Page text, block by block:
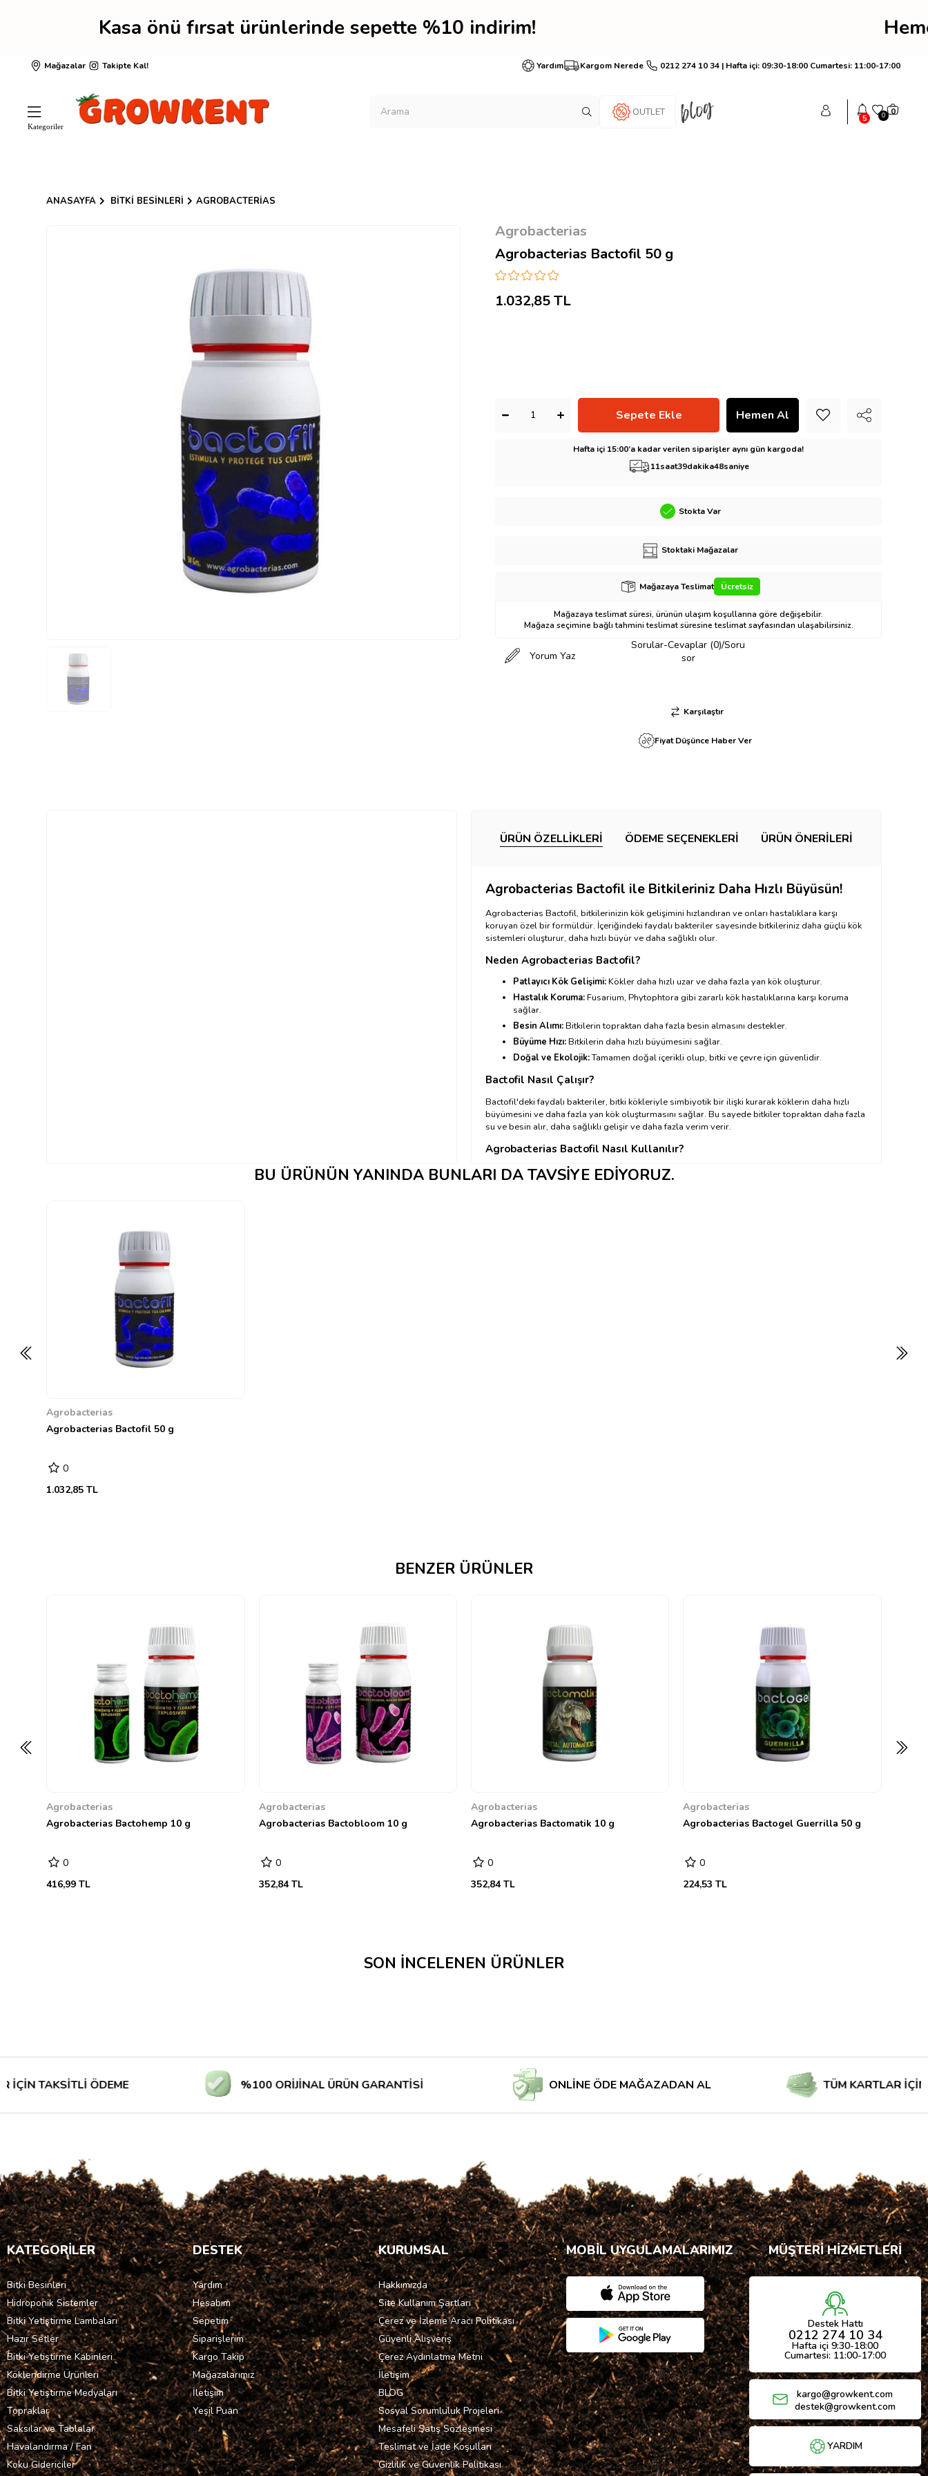
Kasa önü fırsat ürünlerinde sepette %10 indirim! Hemen üye ol anında
Mağazalar Takipte Kal! Yardım Kargom Nerede 0212 274 10 34 | Hafta içi: 09:30-18:00 Cumartesi: 11:00-17:00
OUTLET
5 0 0
ANASAYFA BITKI BESINLERI AGROBACTERIAS
Agrobacterias
Agrobacterias Bactofil 50 g
1.032,85 TL
Hafta içi 15:00’a kadar verilen siparişler aynı gün kargoda!
11saat39dakika46saniye
Stokta Var
Stoktaki Mağazalar
Mağazaya Teslimat Ücretsiz
Mağazaya teslimat süresi, ürünün ulaşım koşullarına göre değişebilir.
Mağaza seçimine bağlı tahmini teslimat süresine teslimat sayfasından ulaşabilirsiniz.
Yorum Yaz
Sorular-Cevaplar (0)/Soru
sor
Karşılaştır
Fiyat Düşünce Haber Ver
ÜRÜN ÖZELLIKLERI ÖDEME SEÇENEKLERI ÜRÜN ÖNERILERI
Agrobacterias Bactofil ile Bitkileriniz Daha Hızlı Büyüsün!
Agrobacterias Bactofil, bitkilerinizin kök gelişimini hızlandıran ve onları hastalıklara karşı
koruyan özel bir formüldür. İçeriğindeki faydalı bakteriler sayesinde bitkileriniz daha güçlü kök
sistemleri oluşturur, daha hızlı büyür ve daha sağlıklı olur.
Neden Agrobacterias Bactofil?
Patlayıcı Kök Gelişimi:Kökler daha hızlı uzar ve daha fazla yan kök oluşturur.
Hastalık Koruma:Fusarium, Phytophtora gibi zararlı kök hastalıklarına karşı koruma
sağlar.
Besin Alımı:Bitkilerin topraktan daha fazla besin almasını destekler.
Büyüme Hızı:Bitkilerin daha hızlı büyümesini sağlar.
Doğal ve Ekolojik:Tamamen doğal içerikli olup, bitki ve çevre için güvenlidir.
Bactofil Nasıl Çalışır?
Bactofil'deki faydalı bakteriler, bitki kökleriyle simbiyotik bir ilişki kurarak köklerin daha hızlı
büyümesini ve daha fazla yan kök oluşturmasını sağlar. Bu sayede bitkiler topraktan daha fazla
su ve besin alır, daha sağlıklı gelişir ve daha fazla verim verir.
Agrobacterias Bactofil Nasıl Kullanılır?
Karıştırma:Şişe içeriğinin tamamını 25 litre suya veya bir çay kaşığı Bactofil'i 1 litre suya
ekleyip iyice karıştırın.
BU ÜRÜNÜN YANINDA BUNLARI DA TAVSIYE EDIYORUZ.
Agrobacterias
Agrobacterias Bactofil 50 g
0
1.032,85 TL
BENZER ÜRÜNLER
Agrobacterias
Agrobacterias Bactohemp 10 g
0
416,99 TL
Agrobacterias
Agrobacterias Bactobloom 10 g
0
352,84 TL
Agrobacterias
Agrobacterias Bactomatik 10 g
0
352,84 TL
Agrobacterias
Agrobacterias Bactogel Guerrilla 50 g
0
224,53 TL
866,05
SON İNCELENEN ÜRÜNLER
ÖDEME %100 ORİJİNAL ÜRÜN GARANTİSİ ONLİNE ÖDE MAĞAZADAN AL TÜM KARTLAR İÇİN
KATEGORİLER
Bitki Besinleri
Hidroponik Sistemler
Bitki Yetiştirme Lambaları
Hazır Setler
Bitki Yetiştirme Kabinleri
Köklendirme Ürünleri
Bitki Yetiştirme Medyaları
Topraklar
Saksılar ve Tablalar
Havalandırma / Fan
Koku Gidericiler
DESTEK
Yardım
Hesabım
Sepetim
Siparişlerim
Kargo Takip
Mağazalarımız
İletişim
Yeşil Puan
KURUMSAL
Hakkımızda
Site Kullanım Şartları
Çerez ve İzleme Aracı Politikası
Güvenli Alışveriş
Çerez Aydınlatma Metni
İletişim
BLOG
Sosyal Sorumluluk Projeleri
Mesafeli Satış Sözleşmesi
Teslimat ve İade Koşulları
Gizlilik ve Güvenlik Politikası
MOBİL UYGULAMALARIMIZ MÜŞTERİ HİZMETLERİ
Destek Hattı
0212 274 10 34
Hafta içi 9:30-18:00
Cumartesi: 11:00-17:00
kargo@growkent.com
destek@growkent.com
YARDIM